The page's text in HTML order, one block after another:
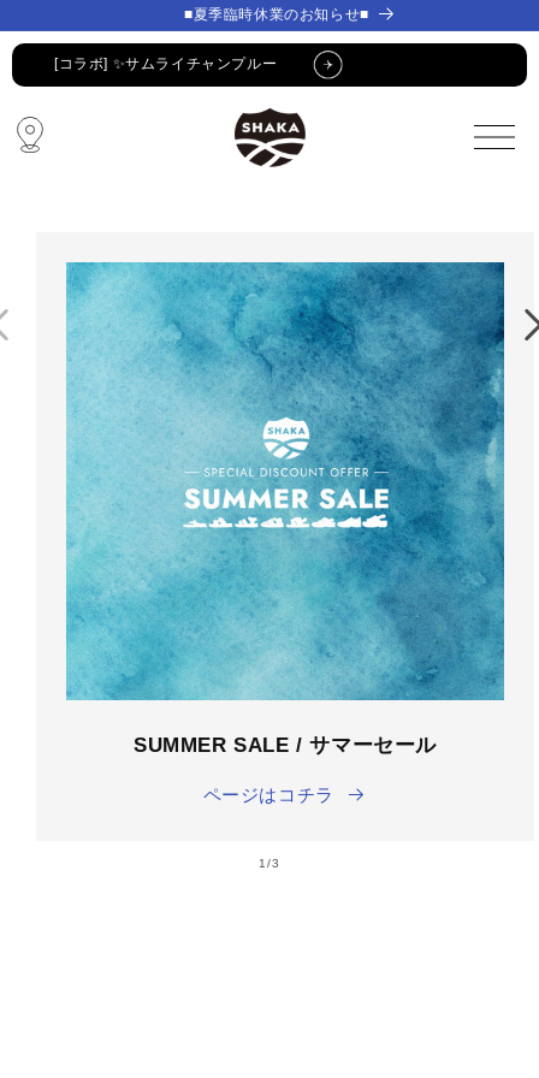
ンツに
進む
ンツに
進む
■夏季臨時休業のお知らせ■
[コラボ] ✨サムライチャンプルー
[コラボ] ✨サムライチャンプルー
🔥 SUMMER SALE 🔥
🩴 POP-UP STORE🩴
コラボ・限定アイテム
公式LINE新規登録でクーポンGET
SUMMER SALE / サマーセール
ページはコチラ
1/の
3